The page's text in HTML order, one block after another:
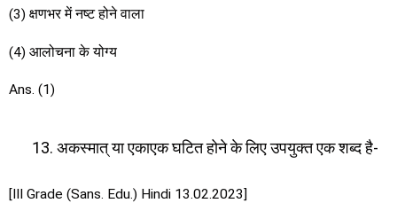
(3) क्षणभर में नष्ट होने वाला
(4) आलोचना के योग्य
Ans. (1)
अकस्मात् या एकाएक घटित होने के लिए उपयुक्त एक शब्द है-
[III Grade (Sans. Edu.) Hindi 13.02.2023]